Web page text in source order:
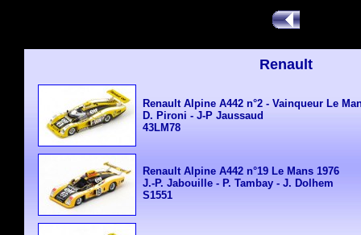
Renault
Renault Alpine A442 n°2 - Vainqueur Le
D. Pironi - J-P Jaussaud
43LM78
Renault Alpine A442 n°19 Le Mans 1976
J.-P. Jabouille - P. Tambay - J. Dolhem
S1551